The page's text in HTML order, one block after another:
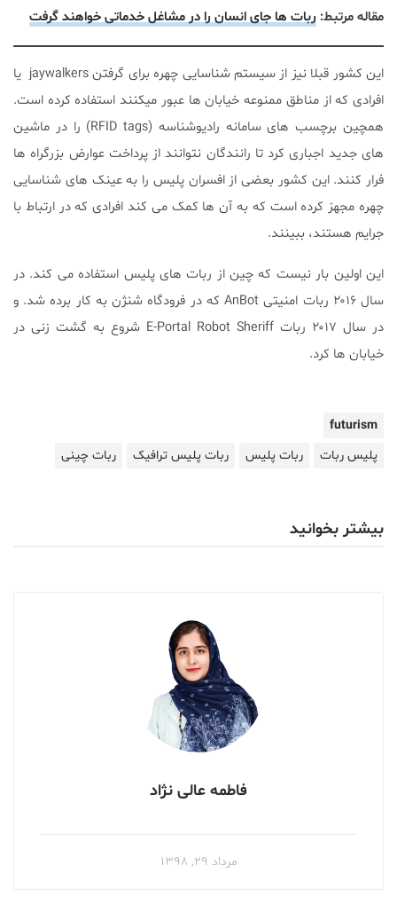
مقاله مرتبط: ربات ها جای انسان را در مشاغل خدماتی خواهند گرفت
این کشور قبلا نیز از سیستم شناسایی چهره برای گرفتن jaywalkers یا
افرادی که از مناطق ممنوعه خیابان ها عبور میکنند استفاده کرده است.
همچین برچسب های سامانه رادیوشناسه (RFID tags) را در ماشین
های جدید اجباری کرد تا رانندگان نتوانند از پرداخت عوارض بزرگراه ها
فرار کنند. این کشور بعضی از افسران پلیس را به عینک های شناسایی
چهره مجهز کرده است که به آن ها کمک می کند افرادی که در ارتباط با
جرایم هستند، ببینند.
این اولین بار نیست که چین از ربات های پلیس استفاده می کند. در
سال ۲۰۱۶ ربات امنیتی AnBot که در فرودگاه شنژن به کار برده شد. و
در سال ۲۰۱۷ ربات E-Portal Robot Sheriff شروع به گشت زنی در
خیابان ها کرد.
futurism
پلیس ربات
ربات پلیس ربات پلیس ترافیک ربات چینی
بیشتر بخوانید
فاطمه عالی نژاد
مرداد ۲۹, ۱۳۹۸